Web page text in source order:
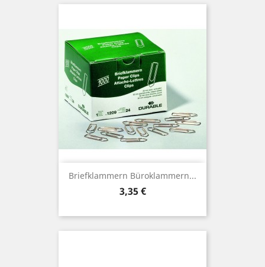
Briefklammern Büroklammern...
Preis
3,35 €